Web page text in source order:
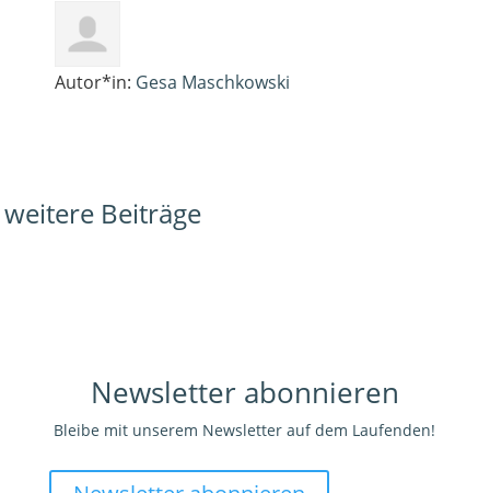
Autor*in: Gesa Maschkowski
weitere Beiträge
Newsletter abonnieren
Bleibe mit unserem Newsletter auf dem Laufenden!